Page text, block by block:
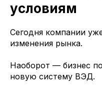
условиям
Сегодня компании
изменения рынка.
Наоборот — бизнес
новую систему ВЭД.